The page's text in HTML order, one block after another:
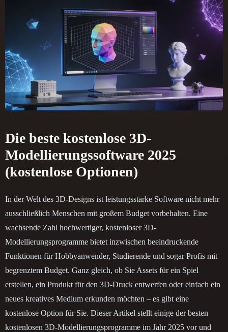
Die beste kostenlose 3D-
Modellierungssoftware 2025
(kostenlose Optionen)
In der Welt des 3D-Designs ist leistungsstarke Software nicht mehr
ausschließlich Menschen mit großem Budget vorbehalten. Eine
wachsende Zahl hochwertiger, kostenloser 3D-
Modellierungsprogramme bietet inzwischen beeindruckende
Funktionen für Hobbyanwender, Studierende und sogar Profis mit
begrenztem Budget. Ganz gleich, ob Sie Assets für ein Spiel
erstellen, ein Produkt für den 3D-Druck entwerfen oder einfach ein
neues kreatives Medium erkunden möchten – es gibt eine
kostenlose Option für Sie. Dieser Artikel stellt einige der besten
kostenlosen 3D-Modellierungsprogramme im Jahr 2025 vor und